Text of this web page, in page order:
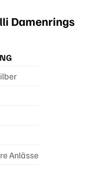
Damenrings
Anlässe